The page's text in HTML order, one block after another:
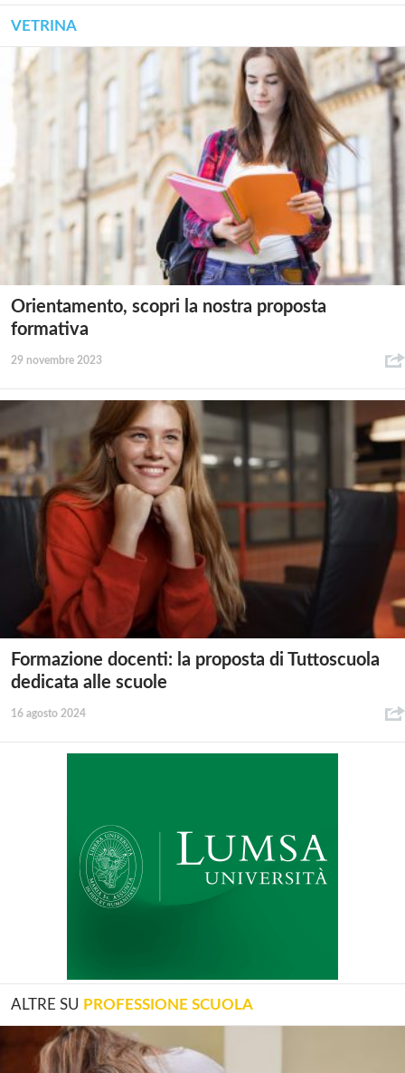
VETRINA
Orientamento, scopri la nostra proposta
formativa
29 novembre 2023
Formazione docenti: la proposta di Tuttoscuola
dedicata alle scuole
16 agosto 2024
ALTRE SU PROFESSIONE SCUOLA